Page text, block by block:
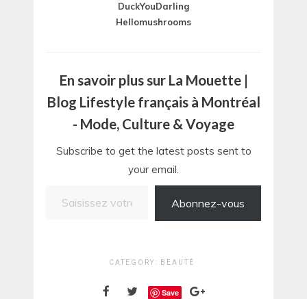
DuckYouDarling
Hellomushrooms
En savoir plus sur La Mouette |
Blog Lifestyle français à Montréal
- Mode, Culture & Voyage
Subscribe to get the latest posts sent to
your email.
Abonnez-vous
CATEGORY: BEAUTÉ
Save